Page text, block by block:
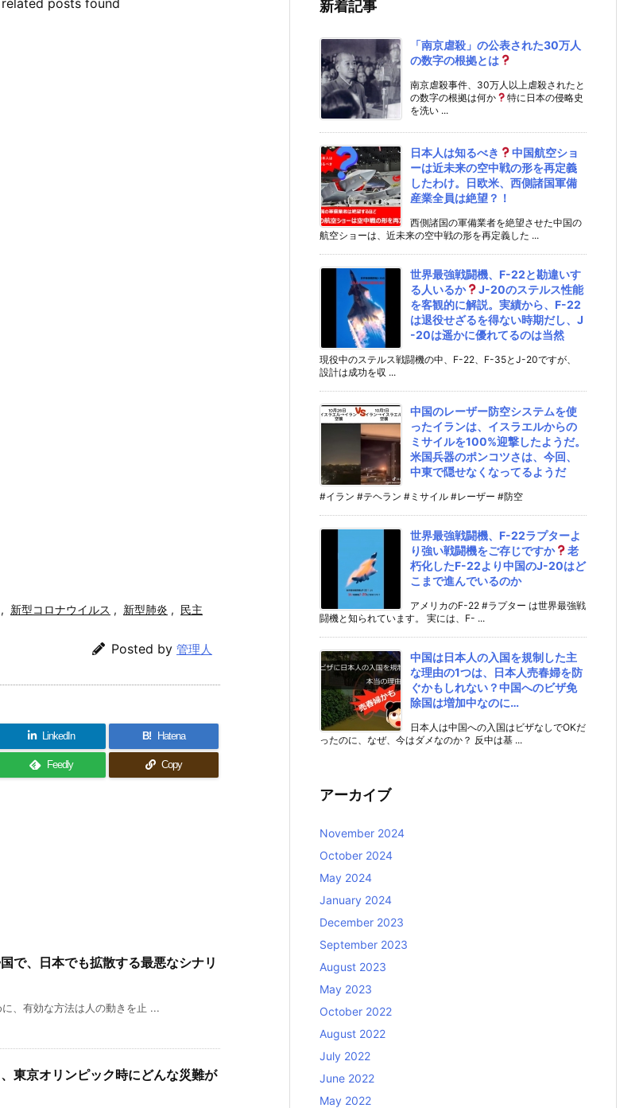
, 新型コロナウイルス , 新型肺炎 , 民主
Posted by 管理人
LinkedIn B! Hatena
Feedly Copy
で、日本でも拡散する最悪なシナリ
、有効な方法は人の動きを止 ...
東京オリンピック時にどんな災難が
新着記事
「南京虐殺」の公表された30万人
の数字の根拠とは
南京虐殺事件、30万人以上虐殺されたと
の数字の根拠は何か
特に日本の侵略史
を洗い ...
日本人は知るべき
中国航空ショ
ーは近未来の空中戦の形を再定義
したわけ。日欧米、西側諸国軍備
産業全員は絶望？！
西側諸国の軍備業者を絶望させた中国の
航空ショーは、近未来の空中戦の形を再定義した ...
世界最強戦闘機、F-22と勘違いす
る人いるか
J-20のステルス性能
を客観的に解説。実績から、F-22
は退役せざるを得ない時期だし、J
-20は遥かに優れてるのは当然
現役中のステルス戦闘機の中、F-22、F-35とJ-20ですが、
設計は成功を収 ...
中国のレーザー防空システムを使
ったイランは、イスラエルからの
ミサイルを100%迎撃したようだ。
米国兵器のポンコツさは、今回、
中東で隠せなくなってるようだ
#イラン #テヘラン #ミサイル #レーザー #防空
世界最強戦闘機、F-22ラプターよ
り強い戦闘機をご存じですか
老
朽化したF-22より中国のJ-20はど
こまで進んでいるのか
アメリカのF-22 #ラプター は世界最強戦
闘機と知られています。 実には、F- ...
中国は日本人の入国を規制した主
な理由の1つは、日本人売春婦を防
ぐかもしれない？中国へのビザ免
除国は増加中なのに…
日本人は中国への入国はビザなしでOKだ
ったのに、なぜ、今はダメなのか？ 反中は基 ...
アーカイブ
November 2024
October 2024
May 2024
January 2024
December 2023
September 2023
August 2023
May 2023
October 2022
August 2022
July 2022
June 2022
May 2022